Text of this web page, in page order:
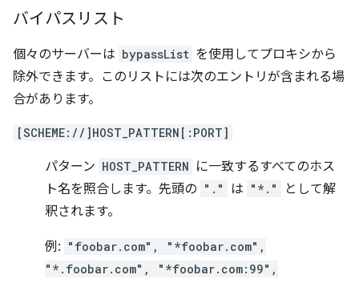
バイパスリスト
個々のサーバーは bypassList を使用してプロキシから
除外できます。このリストには次のエントリが含まれる場
合があります。
[SCHEME://]HOST_PATTERN[:PORT]
パターン HOST_PATTERN に一致するすべてのホス
ト名を照合します。先頭の "." は "*."
として解
釈されます。
例: "foobar.com", "*foobar.com",
"*.foobar.com", "*foobar.com:99",